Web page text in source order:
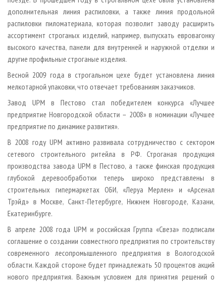
дополнительная линия распиловки, а также линия продольной
распиловки пиломатериала, которая позволит заводу расширить
ассортимент строганых изделий, например, выпускать евровагонку
высокого качества, панели для внутренней и наружной отделки и
другие профильные строганые изделия.
Весной 2009 года в строгальном цехе будет установлена линия
мелкотарной упаковки, что отвечает требованиям заказчиков.
Завод UPM в Пестово стал победителем конкурса «Лучшее
предприятие Новгородской области – 2008» в номинации «Лучшее
предприятие по динамике развития».
В 2008 году UPM активно развивала сотрудничество с сектором
сетевого строительного ритейла в РФ. Строганая продукция
производства завода UPM в Пестово, а также финская продукция
глубокой деревообработки теперь широко представлены в
строительных гипермаркетах ОБИ, «Леруа Мерлен» и «Арсенал
Трэйд» в Москве, Санкт-Петербурге, Нижнем Новгороде, Казани,
Екатеринбурге.
В апреле 2008 года UPM и российская Группа «Свеза» подписали
соглашение о создании совместного предприятия по строительству
современного лесопромышленного предприятия в Вологодской
области. Каждой стороне будет принадлежать 50 процентов акций
нового предприятия. Важным условием для принятия решений о